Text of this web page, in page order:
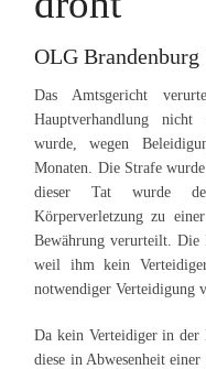
OLG Brandenburg
Das Amtsgericht
Hauptverhandlung
wurde, wegen
Monaten. Die Strafe
dieser Tat wurde
Körperverletzung zu
Bewährung verurteilt. Die
weil ihm kein
notwendiger Verteidigung
Da kein Verteidiger in der
diese in Abwesenheit